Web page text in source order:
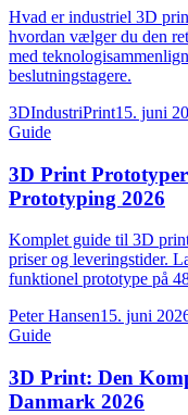
Hvad er industriel 3D
hvordan vælger du den
med
beslutningstagere.
3DIndustriPrint15. juni
Guide
3D Print
Prototyping 2026
Komplet guide til 3D
priser og leveringstider.
funktionel prototype på
Peter Hansen15. juni
Guide
3D Print: Den
Danmark 2026